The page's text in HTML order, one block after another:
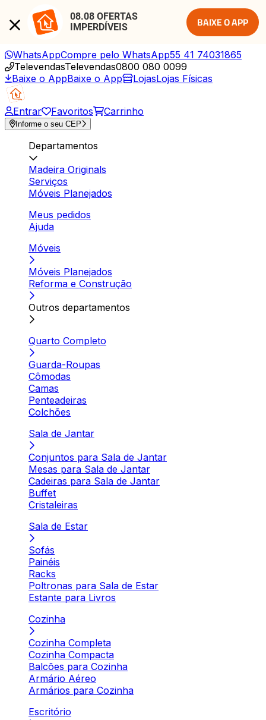
08.08 OFERTAS
IMPERDÍVEIS
BAIXE O APP
WhatsAppCompre pelo WhatsApp55 41 74031865
TelevendasTelevendas0800 080 0099
Baixe o AppBaixe o App LojasLojas Físicas
Entrar Favoritos Carrinho
Informe o seu CEP
Departamentos
Madeira Originals
Serviços
Móveis Planejados
Meus pedidos
Ajuda
Móveis
Móveis Planejados
Reforma e Construção
Outros departamentos
Quarto Completo
Guarda-Roupas
Cômodas
Camas
Penteadeiras
Colchões
Sala de Jantar
Conjuntos para Sala de Jantar
Mesas para Sala de Jantar
Cadeiras para Sala de Jantar
Buffet
Cristaleiras
Sala de Estar
Sofás
Painéis
Racks
Poltronas para Sala de Estar
Estante para Livros
Cozinha
Cozinha Completa
Cozinha Compacta
Balcões para Cozinha
Armário Aéreo
Armários para Cozinha
Escritório